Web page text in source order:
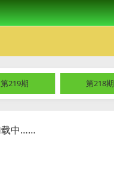
第219期 第218期